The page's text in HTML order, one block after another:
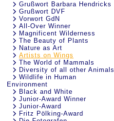
Grußwort Barbara Hendricks
Grußwort DVF
Vorwort GdN
All-Over Winner
Magnificent Wilderness
The Beauty of Plants
Nature as Art
Artists on Wings
The World of Mammals
Diversity of all other Animals
Wildlife in Human
Environment
Black and White
Junior-Award Winner
Junior-Award
Fritz Pölking-Award